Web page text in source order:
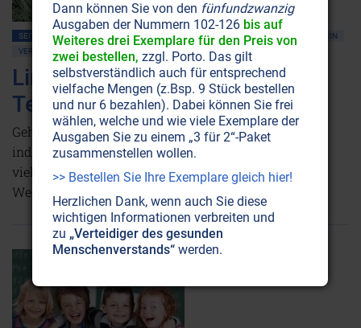
SEITE 26 AMERIKA MASSENMEDIEN • MANIPULATION
POLITIK ALLGEMEIN
VERSCHWÖRUNGSTHEORIEN
ZINSGELD • BANKEN
Lincoln, JFK und der Fluch des
Tecumseh
Geht der Mord an zwei US-Präsidenten auf eine
indianische Prophezeiung zurück oder standen sie
vielmehr einer internationalen Finanzoligarchie im
Weg?
Dann können Sie von den fünfundzwanzig
Ausgaben der Nummern 102-126 bis auf
Weiteres drei Exemplare für den Preis von
zwei bestellen, zzgl. Porto. Das gilt
selbstverständlich auch für entsprechend
vielfache Mengen (z.Bsp. 9 Stück bestellen
und nur 6 bezahlen). Dabei können Sie frei
wählen, welche und wie viele Exemplare der
Ausgaben Sie zu einem „3 für 2“-Paket
zusammenstellen wollen.
>> Bestellen Sie Ihre Exemplare gleich hier!
Herzlichen Dank, wenn auch Sie diese
wichtigen Informationen verbreiten und
zu „Verteidiger des gesunden
Menschenverstands“ werden.